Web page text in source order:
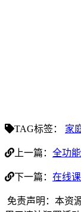
TAG标签： 家
上一篇： 全功
下一篇： 在线
免责声明：本资